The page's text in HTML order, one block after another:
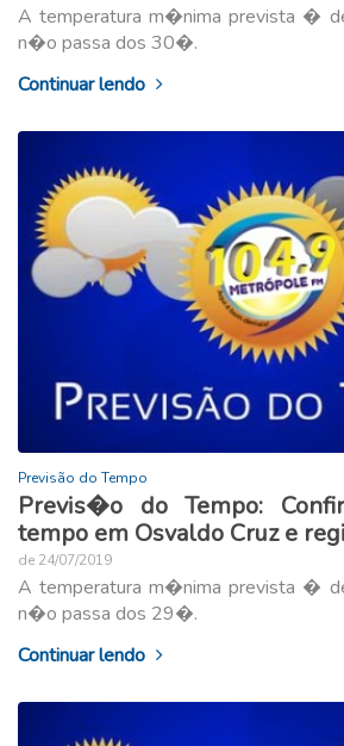
A temperatura m�nima prevista �
n�o passa dos 30�.
Continuar lendo
Previsão do Tempo
Previs�o do Tempo:
tempo em Osvaldo Cruz e
de 24/07/2019
A temperatura m�nima prevista �
n�o passa dos 29�.
Continuar lendo